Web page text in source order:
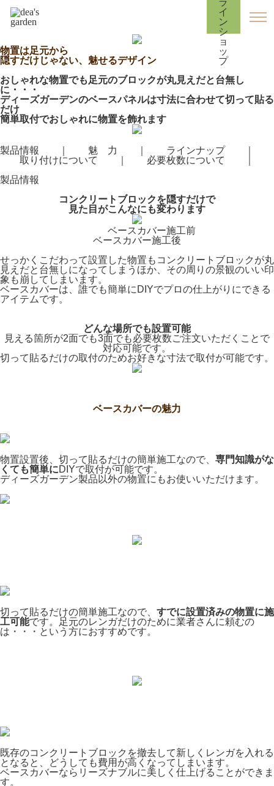
物置は足元から
隠すだけじゃない、魅せるデザイン
おしゃれな物置でも足元のブロックが丸見えだと台無し
に・・・
ディーズガーデンのベースパネルは寸法に合わせて切って貼る
だけ
簡単取付でおしゃれに物置を飾れます
製品情報 魅 力 ラインナップ｜
取り付けについて
必要枚数について
製品情報
コンクリートブロックを隠すだけで
見た目がこんなにも変わります
ベースカバー施工前
ベースカバー施工後
せっかくこだわって設置した物置もコンクリートブロックが丸
見えだと台無しになってしまうほか、その周りの景観のいい印
象も崩してしまいます。
ベースカバーは、誰でも簡単にDIYでプロの仕上がりにできる
アイテムです。
どんな場所でも設置可能
見える箇所が2面でも3面でも必要枚数ご注文いただくことで
対応可能です。
切って貼るだけの取付のためお好きな寸法で取付が可能です。
ベースカバーの魅力
物置設置後、切って貼るだけの簡単施工なので、 専門知識がな
くても簡単にDIYで取付が可能です。
ディーズガーデン製品以外の物置にもお使いいただけます。
切って貼るだけの簡単施工なので、 すでに設置済みの物置に施
工可能です。足元のレンガだけのために業者さんに頼むの
は・・・という方におすすめです。
既存のコンクリートブロックを撤去して新しくレンガを入れる
となると、どうしても費用が高くなってしまいます。
ベースカバーならリーズナブルに美しく仕上げることができま
す。